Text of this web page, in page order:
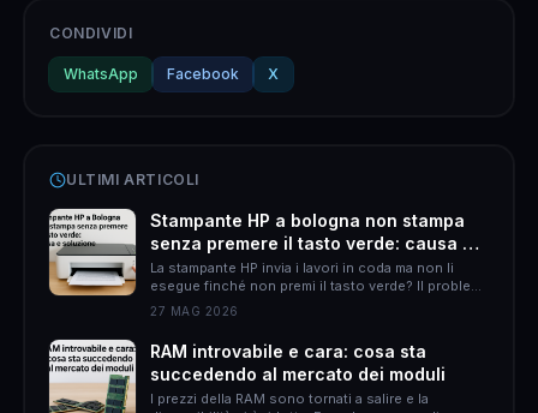
CONDIVIDI
WhatsApp Facebook X
ULTIMI ARTICOLI
Stampante HP a bologna non stampa
senza premere il tasto verde: causa e
soluzione
La stampante HP invia i lavori in coda ma non li
esegue finché non premi il tasto verde? Il problema
è quasi sempre HP Smart. Ecco come risolverlo
definitivamente.
27 MAG 2026
RAM introvabile e cara: cosa sta
succedendo al mercato dei moduli
I prezzi della RAM sono tornati a salire e la